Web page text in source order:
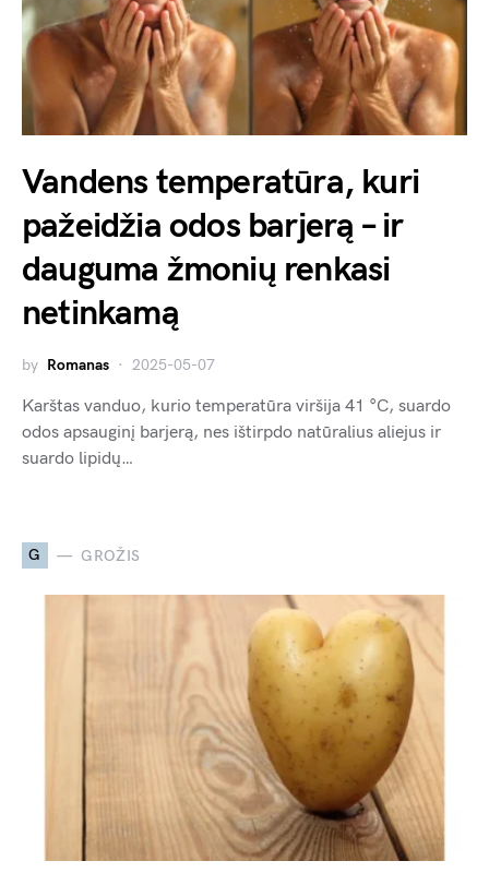
Vandens temperatūra, kuri
pažeidžia odos barjerą – ir
dauguma žmonių renkasi
netinkamą
by Romanas 2025-05-07
Karštas vanduo, kurio temperatūra viršija 41 °C, suardo
odos apsauginį barjerą, nes ištirpdo natūralius aliejus ir
suardo lipidų…
G GROŽIS